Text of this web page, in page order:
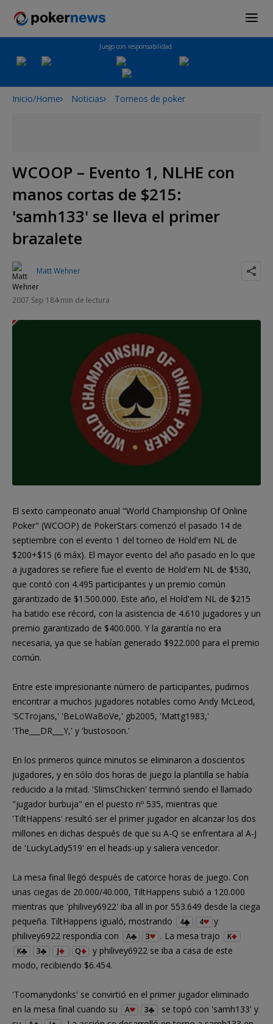
Juego con responsabilidad.
Inicio/Home Noticias Torneos de poker
WCOOP – Evento 1, NLHE con
manos cortas de $215:
'samh133' se lleva el primer
brazalete
Matt Wehner
2007 Sep 184 min de lectura
El sexto campeonato anual "World Championship Of Online
Poker" (WCOOP) de PokerStars comenzó el pasado 14 de
septiembre con el evento 1 del torneo de Hold'em NL de
$200+$15 (6 máx). El mayor evento del año pasado en lo que
a jugadores se refiere fue el evento de Hold'em NL de $530,
que contó con 4.495 participantes y un premio común
garantizado de $1.500.000. Este año, el Hold'em NL de $215
ha batido ese récord, con la asistencia de 4.610 jugadores y un
premio garantizado de $400.000. Y la garantía no era
necesaria, ya que se habían generado $922.000 para el premio
común.
Entre este impresionante número de participantes, pudimos
encontrar a muchos jugadores notables como Andy McLeod,
'SCTrojans,' 'BeLoWaBoVe,' gb2005, 'Mattg1983,'
'The___DR___Y,' y 'bustosoon.'
En los primeros quince minutos se eliminaron a doscientos
jugadores, y en sólo dos horas de juego la plantilla se había
reducido a la mitad. 'SlimsChicken' terminó siendo el llamado
"jugador burbuja" en el puesto nº 535, mientras que
'TiltHappens' resultó ser el primer jugador en alcanzar los dos
millones en dichas después de que su A-Q se enfrentara al A-J
de 'LuckyLady519' en el heads-up y saliera vencedor.
La mesa final llegó después de catorce horas de juego. Con
unas ciegas de 20.000/40.000, TiltHappens subió a 120.000
mientras que 'philivey6922' iba all in por 553.649 desde la ciega
pequeña. TiltHappens igualó, mostrando
4 4
y
philivey6922 respondía con
A 3 . La mesa trajo
K
K
3 J Q
y philivey6922 se iba a casa de este
modo, recibiendo $6.454.
'Toomanydonks' se convirtió en el primer jugador eliminado
en la mesa final cuando su
A 3
se topó con 'samh133' y